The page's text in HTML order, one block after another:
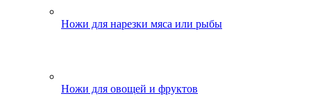
Ножи для нарезки мяса или рыбы
Ножи для овощей и фруктов